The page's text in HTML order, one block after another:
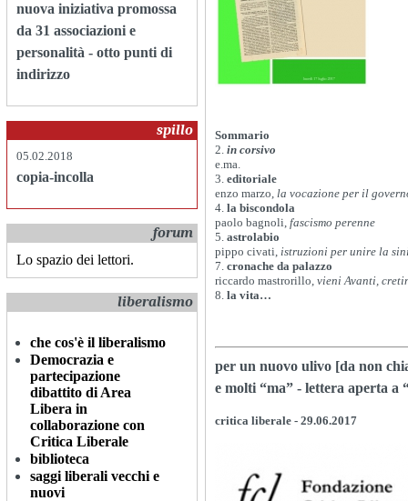
nuova iniziativa promossa
da 31 associazioni e
personalità - otto punti di
indirizzo
spillo
05.02.2018
copia-incolla
forum
Lo spazio dei lettori.
liberalismo
che cos'è il liberalismo
Democrazia e
partecipazione
dibattito di Area
Libera in
collaborazione con
Critica Liberale
biblioteca
saggi liberali vecchi e
nuovi
Sommario
2. in corsivo
e.ma.
3. editoriale
enzo marzo, la vocazione per il
4. la biscondola
paolo bagnoli, fascismo perenne
5. astrolabio
pippo civati, istruzioni per unire la
7. cronache da palazzo
riccardo mastrorillo, vieni Avanti,
8. la vita…
per un nuovo ulivo [da non
e molti “ma” - lettera aperta a
critica liberale - 29.06.2017